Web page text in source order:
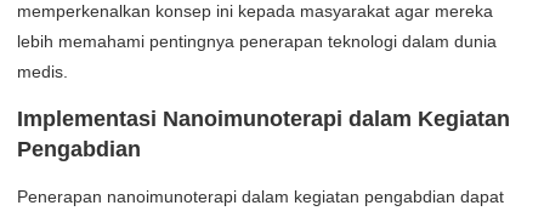
memperkenalkan konsep ini kepada masyarakat agar mereka
lebih memahami pentingnya penerapan teknologi dalam dunia
medis.
Implementasi Nanoimunoterapi dalam Kegiatan
Pengabdian
Penerapan nanoimunoterapi dalam kegiatan pengabdian dapat